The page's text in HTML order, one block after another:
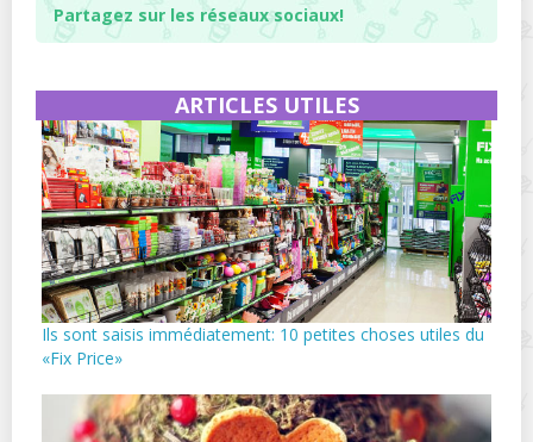
Partagez sur les réseaux sociaux!
ARTICLES UTILES
Ils sont saisis immédiatement: 10 petites choses utiles du
«Fix Price»